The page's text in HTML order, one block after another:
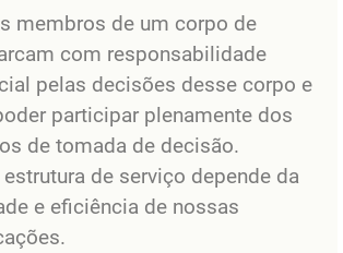
membros de um corpo de
com responsabilidade
pelas decisões desse corpo e
participar plenamente dos
de tomada de decisão.
de serviço depende da
e eficiência de nossas